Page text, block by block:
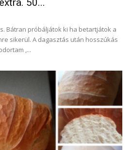
50...
Bátran próbáljátok ki ha betartjátok a
sikerül. A dagasztás után hosszúkás
,...